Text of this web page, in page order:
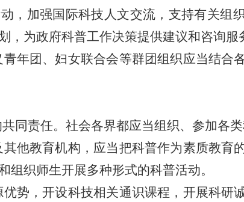
，加强国际科技人文交流，支持有关组
，为政府科普工作决策提供建议和咨询服
年团、妇女联合会等群团组织应当结合
同责任。社会各界都应当组织、参加各类
他教育机构，应当把科普作为素质教育
组织师生开展多种形式的科普活动。
势，开设科技相关通识课程，开展科研